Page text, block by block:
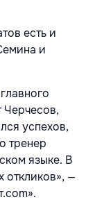
есть и
и
успехов,
тренер
языке. В
откликов», —